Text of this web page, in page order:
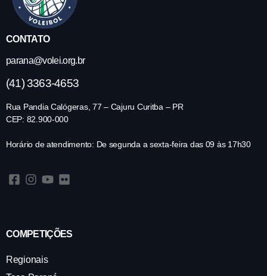
CONTATO
parana@volei.org.br
(41) 3363-4653
Rua Pandia Calógeras, 77 – Cajuru Curitba – PR
CEP: 82.900-000
Horário de atendimento: De segunda a sexta-feira das 09 às 17h30
COMPETIÇÕES
Regionais